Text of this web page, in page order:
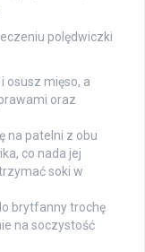
polędwiczki
osusz mięso, a
oraz
na patelni z obu
co nada jej
soki w
brytfanny trochę
na soczystość